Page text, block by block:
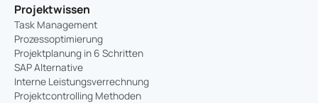
Projektwissen
Task Management
Prozessoptimierung
Projektplanung in 6 Schritten
SAP Alternative
Interne Leistungsverrechnung
Projektcontrolling Methoden